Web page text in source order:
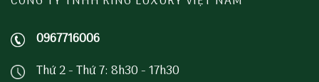
0967716006
Thứ 2 - Thứ 7: 8h30 - 17h30